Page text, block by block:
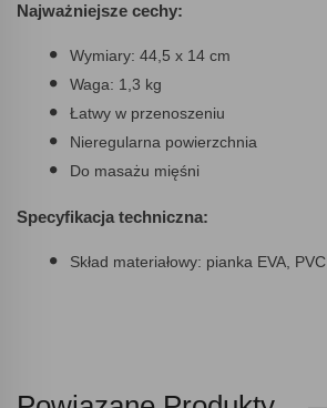
Najważniejsze cechy:
Wymiary: 44,5 x 14 cm
Waga: 1,3 kg
Łatwy w przenoszeniu
Nieregularna powierzchnia
Do masażu mięśni
Specyfikacja techniczna:
Skład materiałowy: pianka EVA, PVC